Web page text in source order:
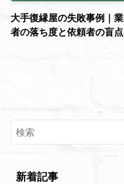
大手復縁屋の失敗事例｜業
者の落ち度と依頼者の盲点
新着記事